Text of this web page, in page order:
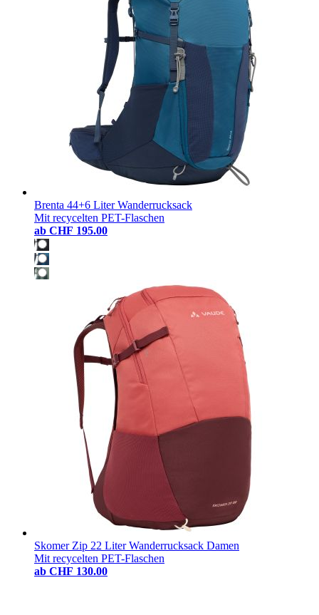
Brenta 44+6 Liter Wanderrucksack
Mit recycelten PET-Flaschen
ab CHF 195.00
Skomer Zip 22 Liter Wanderrucksack Damen
Mit recycelten PET-Flaschen
ab CHF 130.00